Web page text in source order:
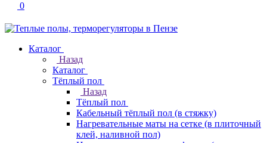
0
Каталог
Назад
Каталог
Тёплый пол
Назад
Тёплый пол
Кабельный тёплый пол (в стяжку)
Нагревательные маты на сетке (в плиточный
клей, наливной пол)